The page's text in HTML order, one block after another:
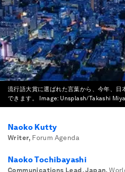
流行語大賞に選ばれた言葉から、今年、日
できます。
Image: Unsplash/Takashi
Naoko Kutty
Writer, Forum Agenda
Naoko Tochibayashi
Communications Lead, Japan,